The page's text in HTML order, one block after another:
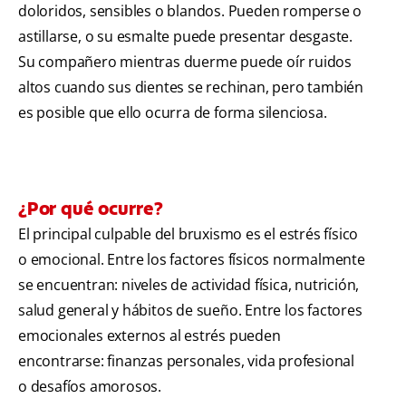
doloridos, sensibles o blandos. Pueden romperse o
astillarse, o su esmalte puede presentar desgaste.
Su compañero mientras duerme puede oír ruidos
altos cuando sus dientes se rechinan, pero también
es posible que ello ocurra de forma silenciosa.
¿Por qué ocurre?
El principal culpable del bruxismo es el estrés físico
o emocional. Entre los factores físicos normalmente
se encuentran: niveles de actividad física, nutrición,
salud general y hábitos de sueño. Entre los factores
emocionales externos al estrés pueden
encontrarse: finanzas personales, vida profesional
o desafíos amorosos.